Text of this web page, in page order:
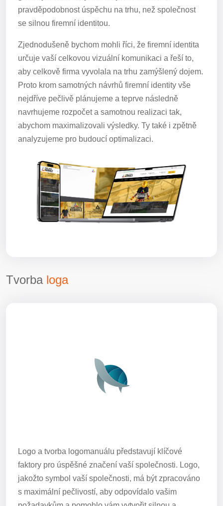
pravděpodobnost úspěchu na trhu, než společnost
se silnou firemní identitou.
Zjednodušeně bychom mohli říci, že firemní identita
určuje vaší celkovou vizuální komunikaci a řeší to,
aby celkově firma vyvolala na trhu zamýšlený dojem.
Proto krom samotných návrhů firemní identity vše
nejdříve pečlivě plánujeme a teprve následně
navrhujeme rozpočet a samotnou realizaci tak,
abychom maximalizovali výsledky. Ty také i zpětně
analyzujeme pro budoucí optimalizaci.
Tvorba loga
Logo a tvorba logomanuálu představují klíčové
faktory pro úspěšné značení vaší společnosti. Logo,
jakožto symbol vaší společnosti, má být zpracováno
s maximální pečlivostí, aby odpovídalo vašim